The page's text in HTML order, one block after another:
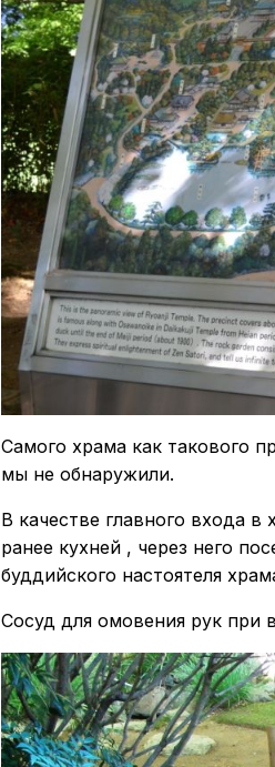
Самого храма как такового
мы не обнаружили.
В качестве главного входа
ранее кухней , через него
буддийского настоятеля
Сосуд для омовения рук при